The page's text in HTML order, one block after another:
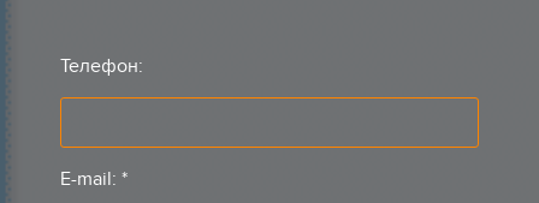
Телефон:
E-mail: *